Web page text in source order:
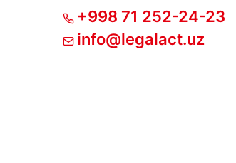
+998 71 252-24-23
info@legalact.uz